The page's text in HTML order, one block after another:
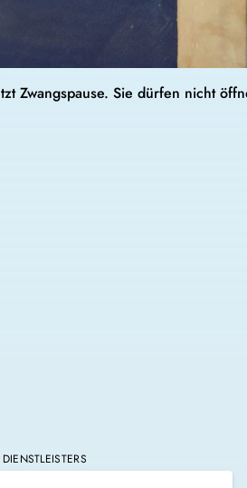
Zwangspause. Sie dürfen nicht